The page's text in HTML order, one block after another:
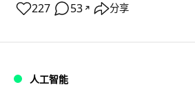
227 53 ↗ 分享
人工智能